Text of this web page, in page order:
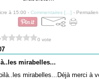
à 15:00 - Commentaires [… ] -
0 vote
mirabelles...
Déjà merci à